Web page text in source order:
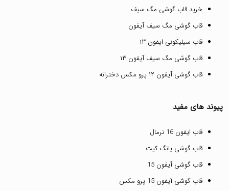
خرید قاب گوشی مگ سیف
قاب گوشی مگ سیف آیفون
قاب سیلیکونی ایفون ۱۳
قاب گوشی مگ سیف آیفون ۱۳
قاب گوشی آیفون ۱۲ پرو مکس دخترانه
پیوند های مفید
قاب ایفون 16 نرمال
قاب گوشی یانگ کیت
قاب گوشی آیفون 15
قاب گوشی آیفون 15 پرو مکس